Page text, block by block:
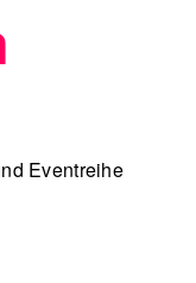
Eventreihe